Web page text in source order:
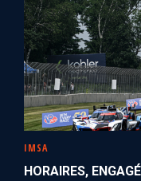
IMSA
HORAIRES,